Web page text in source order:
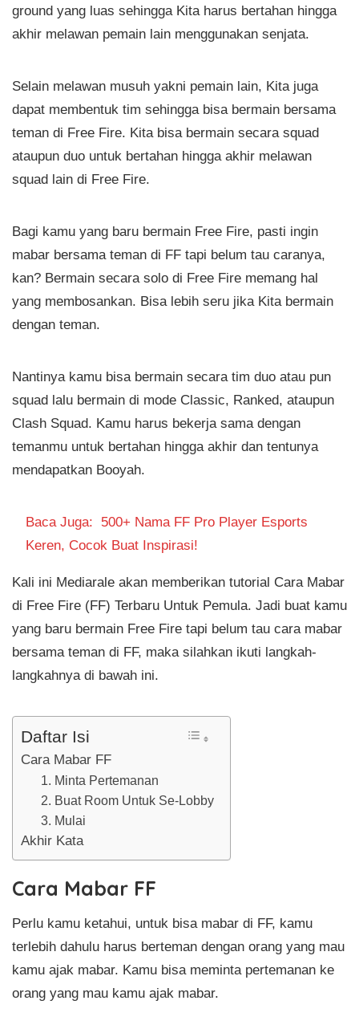
ground yang luas sehingga Kita harus bertahan hingga
akhir melawan pemain lain menggunakan senjata.
Selain melawan musuh yakni pemain lain, Kita juga
dapat membentuk tim sehingga bisa bermain bersama
teman di Free Fire. Kita bisa bermain secara squad
ataupun duo untuk bertahan hingga akhir melawan
squad lain di Free Fire.
Bagi kamu yang baru bermain Free Fire, pasti ingin
mabar bersama teman di FF tapi belum tau caranya,
kan? Bermain secara solo di Free Fire memang hal
yang membosankan. Bisa lebih seru jika Kita bermain
dengan teman.
Nantinya kamu bisa bermain secara tim duo atau pun
squad lalu bermain di mode Classic, Ranked, ataupun
Clash Squad. Kamu harus bekerja sama dengan
temanmu untuk bertahan hingga akhir dan tentunya
mendapatkan Booyah.
Baca Juga: 500+ Nama FF Pro Player Esports
Keren, Cocok Buat Inspirasi!
Kali ini Mediarale akan memberikan tutorial Cara Mabar
di Free Fire (FF) Terbaru Untuk Pemula. Jadi buat kamu
yang baru bermain Free Fire tapi belum tau cara mabar
bersama teman di FF, maka silahkan ikuti langkah-
langkahnya di bawah ini.
Daftar Isi
Cara Mabar FF
1. Minta Pertemanan
2. Buat Room Untuk Se-Lobby
3. Mulai
Akhir Kata
Cara Mabar FF
Perlu kamu ketahui, untuk bisa mabar di FF, kamu
terlebih dahulu harus berteman dengan orang yang mau
kamu ajak mabar. Kamu bisa meminta pertemanan ke
orang yang mau kamu ajak mabar.